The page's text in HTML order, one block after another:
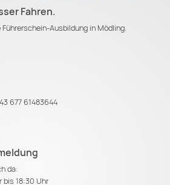
Fahren.
Ausbildung in Mödling.
677 61483644
da:
bis 18:30 Uhr